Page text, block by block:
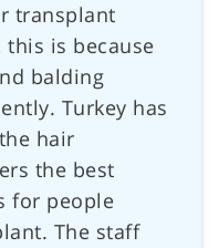
transplant
is because
balding
Turkey has
hair
the best
for people
The staff